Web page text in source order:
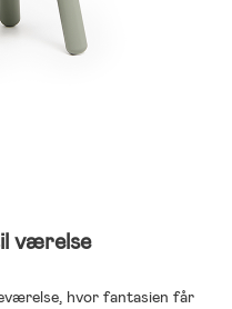
værelse
hvor fantasien får